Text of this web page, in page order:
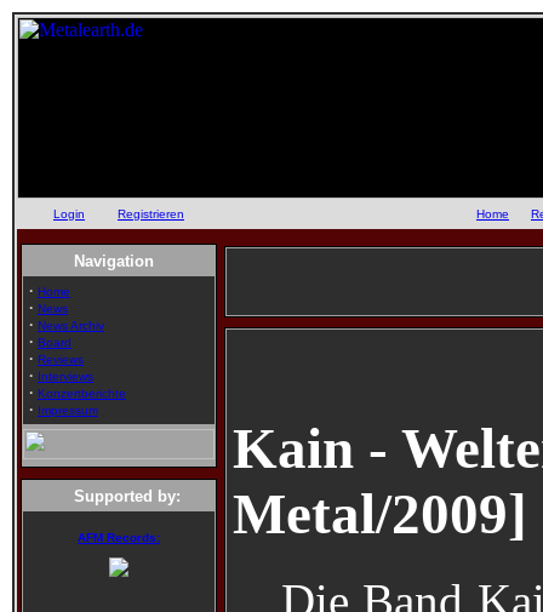
Login Registrieren Home
Navigation
· Home
· News
· News Archiv
· Board
· Reviews
· Interviews
· Konzertberichte
· Impressum
Supported by:
AFM Records:
Kain -
Metal/2009]
Die Band